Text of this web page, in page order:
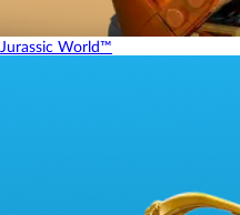
Jurassic World™